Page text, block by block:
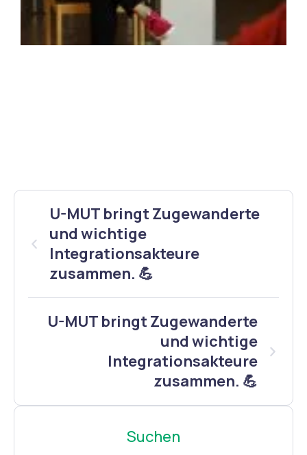
U-MUT bringt Zugewanderte
und wichtige
Integrationsakteure
zusammen. 💪
U-MUT bringt Zugewanderte
und wichtige
Integrationsakteure
zusammen. 💪
Suchen